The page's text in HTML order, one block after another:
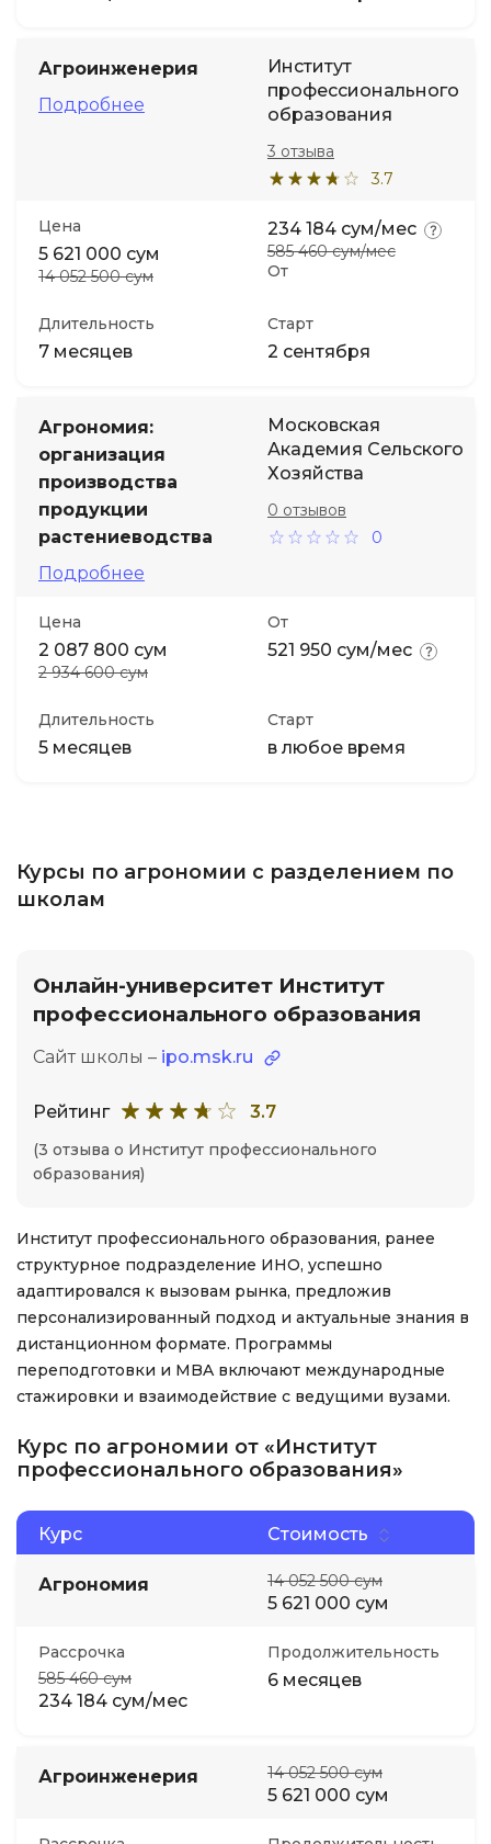
Агроинженерия
Подробнее
Институт
профессионального
образования
3.7
3 отзыва
Цена
5 621 000 сум
14 052 500 сум От
234 184 сум/мес
585 460 сум/мес
Длительность
7 месяцев
Старт
2 сентября
Агрономия:
организация
производства
продукции
растениеводства
Подробнее
Московская
Академия Сельского
Хозяйства
0
0 отзывов
Цена
2 087 800 сум
2 934 600 сум
От
521 950 сум/мес
Длительность
5 месяцев
Старт
в любое время
Курсы по агрономии с разделением по
школам
Онлайн-университет Институт
профессионального образования
Сайт школы – ipo.msk.ru
Рейтинг 3.7
(3 отзыва о Институт профессионального
образования)
Институт профессионального образования, ранее
структурное подразделение ИНО, успешно
адаптировался к вызовам рынка, предложив
персонализированный подход и актуальные знания в
дистанционном формате. Программы
переподготовки и MBA включают международные
стажировки и взаимодействие с ведущими вузами.
Курс по агрономии от «Институт
профессионального образования»
Курс Стоимость
Агрономия 14 052 500 сум
5 621 000 сум
Рассрочка
585 460 сум
234 184 сум/мес
Продолжительность
6 месяцев
Агроинженерия 14 052 500 сум
5 621 000 сум